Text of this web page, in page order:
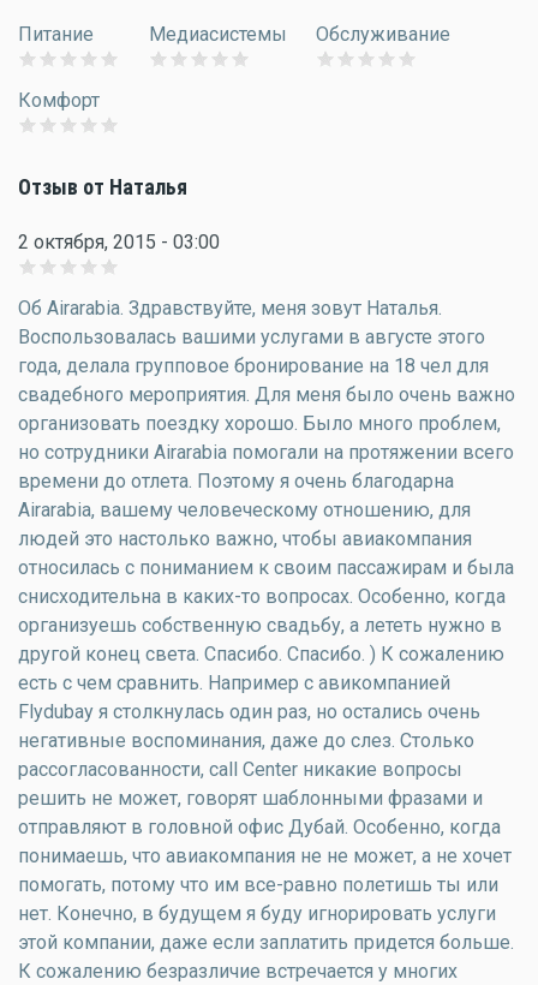
Питание Медиасистемы Обслуживание
Комфорт
Отзыв от Наталья
2 октября, 2015 - 03:00
Об Airarabia. Здравствуйте, меня зовут Наталья.
Воспользовалась вашими услугами в августе этого
года, делала групповое бронирование на 18 чел для
свадебного мероприятия. Для меня было очень важно
организовать поездку хорошо. Было много проблем,
но сотрудники Airarabia помогали на протяжении всего
времени до отлета. Поэтому я очень благодарна
Airarabia, вашему человеческому отношению, для
людей это настолько важно, чтобы авиакомпания
относилась с пониманием к своим пассажирам и была
снисходительна в каких-то вопросах. Особенно, когда
организуешь собственную свадьбу, а лететь нужно в
другой конец света. Спасибо. Спасибо. ) К сожалению
есть с чем сравнить. Например с авикомпанией
Flydubay я столкнулась один раз, но остались очень
негативные воспоминания, даже до слез. Столько
рассогласованности, call Center никакие вопросы
решить не может, говорят шаблонными фразами и
отправляют в головной офис Дубай. Особенно, когда
понимаешь, что авиакомпания не не может, а не хочет
помогать, потому что им все-равно полетишь ты или
нет. Конечно, в будущем я буду игнорировать услуги
этой компании, даже если заплатить придется больше.
К сожалению безразличие встречается у многих